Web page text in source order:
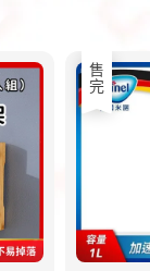
售完